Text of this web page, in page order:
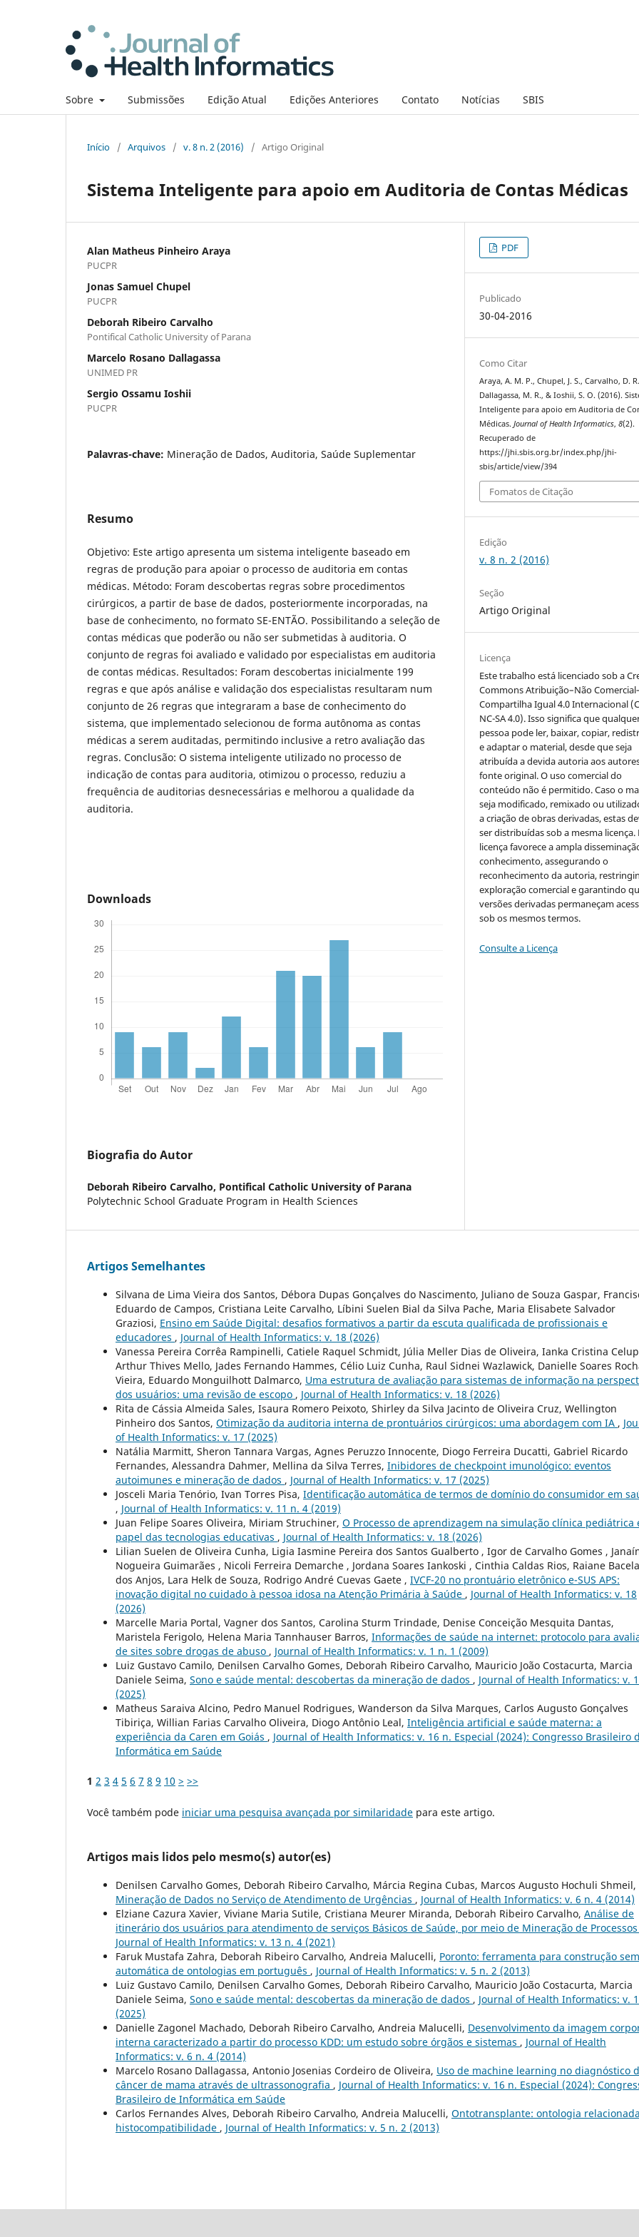
Sobre Submissões Edição Atual Edições Anteriores Contato Notícias SBIS
Início / Arquivos / v. 8 n. 2 (2016) / Artigo Original
Sistema Inteligente para apoio em Auditoria de Contas Médicas
Alan Matheus Pinheiro Araya
PUCPR
Jonas Samuel Chupel
PUCPR
Deborah Ribeiro Carvalho
Pontifical Catholic University of Parana
Marcelo Rosano Dallagassa
UNIMED PR
Sergio Ossamu Ioshii
PUCPR
Palavras-chave: Mineração de Dados, Auditoria, Saúde Suplementar
Resumo
Objetivo: Este artigo apresenta um sistema inteligente baseado em
regras de produção para apoiar o processo de auditoria em contas
médicas. Método: Foram descobertas regras sobre procedimentos
cirúrgicos, a partir de base de dados, posteriormente incorporadas, na
base de conhecimento, no formato SE-ENTÃO. Possibilitando a seleção de
contas médicas que poderão ou não ser submetidas à auditoria. O
conjunto de regras foi avaliado e validado por especialistas em auditoria
de contas médicas. Resultados: Foram descobertas inicialmente 199
regras e que após análise e validação dos especialistas resultaram num
conjunto de 26 regras que integraram a base de conhecimento do
sistema, que implementado selecionou de forma autônoma as contas
médicas a serem auditadas, permitindo inclusive a retro avaliação das
regras. Conclusão: O sistema inteligente utilizado no processo de
indicação de contas para auditoria, otimizou o processo, reduziu a
frequência de auditorias desnecessárias e melhorou a qualidade da
auditoria.
Downloads
Biografia do Autor
Deborah Ribeiro Carvalho, Pontifical Catholic University of Parana
Polytechnic School Graduate Program in Health Sciences
PDF
Publicado
30-04-2016
Como Citar
Araya, A. M. P., Chupel, J. S., Carvalho, D.
Dallagassa, M. R., & Ioshii, S. O. (2016).
Inteligente para apoio em Auditoria de
Médicas.Journal of Health Informatics,8(2).
Recuperado de
https://jhi.sbis.org.br/index.php/jhi-
sbis/article/view/394
Fomatos de Citação
Edição
v. 8 n. 2 (2016)
Seção
Artigo Original
Licença
Este trabalho está licenciado sob a
Commons Atribuição–Não
Compartilha Igual 4.0 Internacional
NC-SA 4.0). Isso significa que
pessoa pode ler, baixar, copiar,
e adaptar o material, desde que seja
atribuída a devida autoria aos
fonte original. O uso comercial do
conteúdo não é permitido. Caso o
seja modificado, remixado ou
a criação de obras derivadas, estas
ser distribuídas sob a mesma licença.
licença favorece a ampla
conhecimento, assegurando o
reconhecimento da autoria,
exploração comercial e garantindo
versões derivadas permaneçam
sob os mesmos termos.
Consulte a Licença
Artigos Semelhantes
Silvana de Lima Vieira dos Santos, Débora Dupas Gonçalves do Nascimento, Juliano de Souza Gaspar,
Eduardo de Campos, Cristiana Leite Carvalho, Líbini Suelen Bial da Silva Pache, Maria Elisabete Salvador
Graziosi, Ensino em Saúde Digital: desafios formativos a partir da escuta qualificada de profissionais e
educadores , Journal of Health Informatics: v. 18 (2026)
Vanessa Pereira Corrêa Rampinelli, Catiele Raquel Schmidt, Júlia Meller Dias de Oliveira, Ianka Cristina
Arthur Thives Mello, Jades Fernando Hammes, Célio Luiz Cunha, Raul Sidnei Wazlawick, Danielle Soares
Vieira, Eduardo Monguilhott Dalmarco, Uma estrutura de avaliação para sistemas de informação na
dos usuários: uma revisão de escopo , Journal of Health Informatics: v. 18 (2026)
Rita de Cássia Almeida Sales, Isaura Romero Peixoto, Shirley da Silva Jacinto de Oliveira Cruz, Wellington
Pinheiro dos Santos, Otimização da auditoria interna de prontuários cirúrgicos: uma abordagem com IA ,
of Health Informatics: v. 17 (2025)
Natália Marmitt, Sheron Tannara Vargas, Agnes Peruzzo Innocente, Diogo Ferreira Ducatti, Gabriel Ricardo
Fernandes, Alessandra Dahmer, Mellina da Silva Terres, Inibidores de checkpoint imunológico: eventos
autoimunes e mineração de dados , Journal of Health Informatics: v. 17 (2025)
Josceli Maria Tenório, Ivan Torres Pisa, Identificação automática de termos de domínio do consumidor em
, Journal of Health Informatics: v. 11 n. 4 (2019)
Juan Felipe Soares Oliveira, Miriam Struchiner, O Processo de aprendizagem na simulação clínica pediátrica
papel das tecnologias educativas , Journal of Health Informatics: v. 18 (2026)
Lilian Suelen de Oliveira Cunha, Ligia Iasmine Pereira dos Santos Gualberto , Igor de Carvalho Gomes ,
Nogueira Guimarães , Nicoli Ferreira Demarche , Jordana Soares Iankoski , Cinthia Caldas Rios, Raiane
dos Anjos, Lara Helk de Souza, Rodrigo André Cuevas Gaete , IVCF-20 no prontuário eletrônico e-SUS APS:
inovação digital no cuidado à pessoa idosa na Atenção Primária à Saúde , Journal of Health Informatics: v. 18
(2026)
Marcelle Maria Portal, Vagner dos Santos, Carolina Sturm Trindade, Denise Conceição Mesquita Dantas,
Maristela Ferigolo, Helena Maria Tannhauser Barros, Informações de saúde na internet: protocolo para
de sites sobre drogas de abuso , Journal of Health Informatics: v. 1 n. 1 (2009)
Luiz Gustavo Camilo, Denilsen Carvalho Gomes, Deborah Ribeiro Carvalho, Mauricio João Costacurta, Marcia
Daniele Seima, Sono e saúde mental: descobertas da mineração de dados , Journal of Health Informatics: v.
(2025)
Matheus Saraiva Alcino, Pedro Manuel Rodrigues, Wanderson da Silva Marques, Carlos Augusto Gonçalves
Tibiriça, Willian Farias Carvalho Oliveira, Diogo Antônio Leal, Inteligência artificial e saúde materna: a
experiência da Caren em Goiás , Journal of Health Informatics: v. 16 n. Especial (2024): Congresso Brasileiro
Informática em Saúde
1 2 3 4 5 6 7 8 9 10 > >>
Você também pode iniciar uma pesquisa avançada por similaridade para este artigo.
Artigos mais lidos pelo mesmo(s) autor(es)
Denilsen Carvalho Gomes, Deborah Ribeiro Carvalho, Márcia Regina Cubas, Marcos Augusto Hochuli Shmeil,
Mineração de Dados no Serviço de Atendimento de Urgências , Journal of Health Informatics: v. 6 n. 4 (2014)
Elziane Cazura Xavier, Viviane Maria Sutile, Cristiana Meurer Miranda, Deborah Ribeiro Carvalho, Análise de
itinerário dos usuários para atendimento de serviços Básicos de Saúde, por meio de Mineração de Processos
Journal of Health Informatics: v. 13 n. 4 (2021)
Faruk Mustafa Zahra, Deborah Ribeiro Carvalho, Andreia Malucelli, Poronto: ferramenta para construção
automática de ontologias em português , Journal of Health Informatics: v. 5 n. 2 (2013)
Luiz Gustavo Camilo, Denilsen Carvalho Gomes, Deborah Ribeiro Carvalho, Mauricio João Costacurta, Marcia
Daniele Seima, Sono e saúde mental: descobertas da mineração de dados , Journal of Health Informatics: v.
(2025)
Danielle Zagonel Machado, Deborah Ribeiro Carvalho, Andreia Malucelli, Desenvolvimento da imagem
interna caracterizado a partir do processo KDD: um estudo sobre órgãos e sistemas , Journal of Health
Informatics: v. 6 n. 4 (2014)
Marcelo Rosano Dallagassa, Antonio Josenias Cordeiro de Oliveira, Uso de machine learning no diagnóstico
câncer de mama através de ultrassonografia , Journal of Health Informatics: v. 16 n. Especial (2024):
Brasileiro de Informática em Saúde
Carlos Fernandes Alves, Deborah Ribeiro Carvalho, Andreia Malucelli, Ontotransplante: ontologia
histocompatibilidade , Journal of Health Informatics: v. 5 n. 2 (2013)